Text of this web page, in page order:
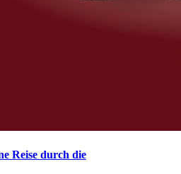
Reise durch die